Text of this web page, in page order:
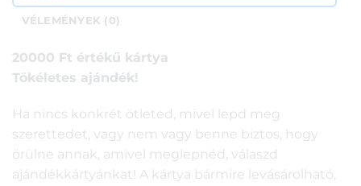
VÉLEMÉNYEK (0)
20000 Ft értékű kártya
Tökéletes ajándék!
Ha nincs konkrét ötleted, mivel lepd meg
szerettedet, vagy nem vagy benne biztos, hogy
örülne annak, amivel meglepnéd, válaszd
ajándékkártyánkat! A kártya bármire levásárolható,